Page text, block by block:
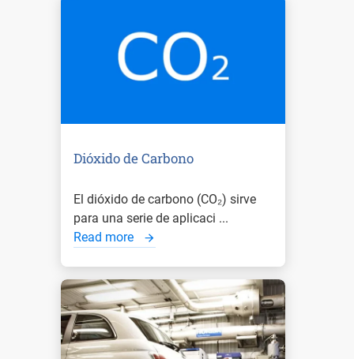
Dióxido de Carbono
El dióxido de carbono (CO₂) sirve
para una serie de aplicaci ...
Read more